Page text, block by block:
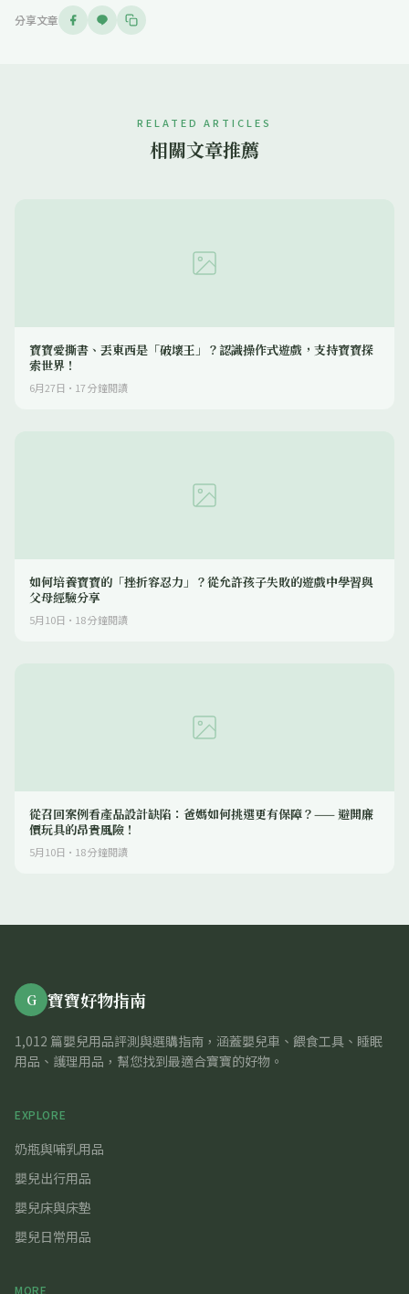
分享文章
RELATED ARTICLES
相關文章推薦
寶寶愛撕書、丟東西是「破壞王」？認識操作式遊戲，支持寶寶探
索世界！
6月27日 · 17分鐘閱讀
如何培養寶寶的「挫折容忍力」？從允許孩子失敗的遊戲中學習與
父母經驗分享
5月10日 · 18分鐘閱讀
從召回案例看產品設計缺陷：爸媽如何挑選更有保障？—— 避開廉
價玩具的昂貴風險！
5月10日 · 18分鐘閱讀
G 寶寶好物指南
1,012 篇嬰兒用品評測與選購指南，涵蓋嬰兒車、餵食工具、睡眠
用品、護理用品，幫您找到最適合寶寶的好物。
EXPLORE
奶瓶與哺乳用品
嬰兒出行用品
嬰兒床與床墊
嬰兒日常用品
MORE